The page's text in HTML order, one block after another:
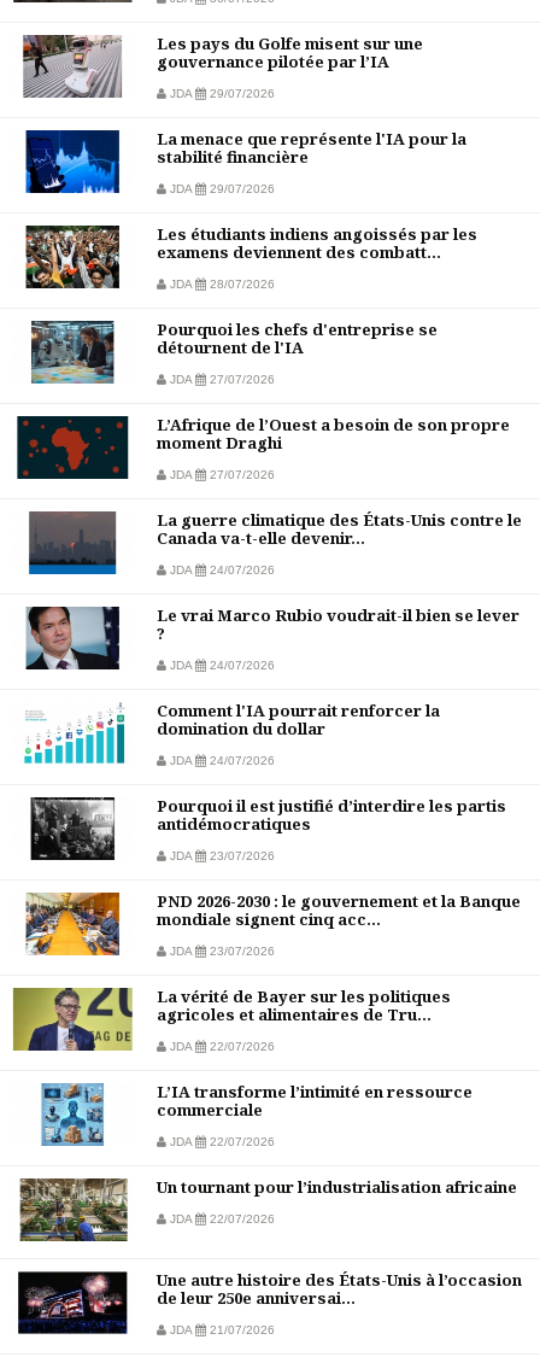
Les pays du Golfe misent sur une
gouvernance pilotée par l’IA
JDA 29/07/2026
La menace que représente l'IA pour la
stabilité financière
JDA 29/07/2026
Les étudiants indiens angoissés par les
examens deviennent des combatt...
JDA 28/07/2026
Pourquoi les chefs d'entreprise se
détournent de l'IA
JDA 27/07/2026
L’Afrique de l’Ouest a besoin de son propre
moment Draghi
JDA 27/07/2026
La guerre climatique des États-Unis contre le
Canada va-t-elle devenir...
JDA 24/07/2026
Le vrai Marco Rubio voudrait-il bien se lever
?
JDA 24/07/2026
Comment l'IA pourrait renforcer la
domination du dollar
JDA 24/07/2026
Pourquoi il est justifié d’interdire les partis
antidémocratiques
JDA 23/07/2026
PND 2026-2030 : le gouvernement et la Banque
mondiale signent cinq acc...
JDA 23/07/2026
La vérité de Bayer sur les politiques
agricoles et alimentaires de Tru...
JDA 22/07/2026
L’IA transforme l’intimité en ressource
commerciale
JDA 22/07/2026
Un tournant pour l’industrialisation africaine
JDA 22/07/2026
Une autre histoire des États-Unis à l’occasion
de leur 250e anniversai...
JDA 21/07/2026